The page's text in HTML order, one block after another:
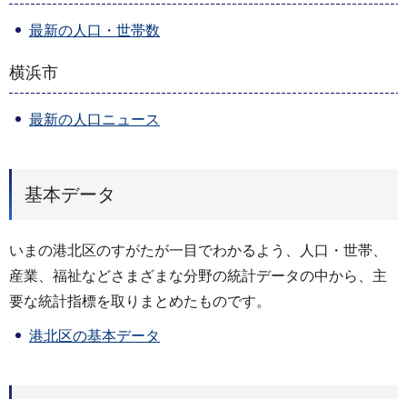
最新の人口・世帯数
横浜市
最新の人口ニュース
基本データ
いまの港北区のすがたが一目でわかるよう、人口・世帯、
産業、福祉などさまざまな分野の統計データの中から、主
要な統計指標を取りまとめたものです。
港北区の基本データ